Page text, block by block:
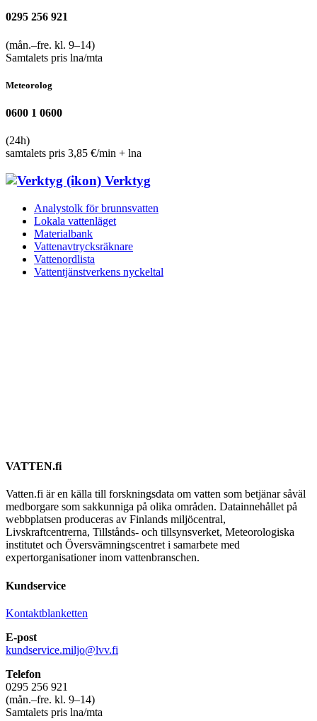
0295 256 921
(mån.–fre. kl. 9–14)
Samtalets pris lna/mta
Meteorolog
0600 1 0600
(24h)
samtalets pris 3,85 €/min + lna
Verktyg
Analystolk för brunnsvatten
Lokala vattenläget
Materialbank
Vattenavtrycksräknare
Vattenordlista
Vattentjänst­verkens nyckeltal
VATTEN.fi
Vatten.fi är en källa till forskningsdata om vatten som betjänar såväl
medborgare som sakkunniga på olika områden. Datainnehållet på
webbplatsen produceras av Finlands miljöcentral,
Livskraftcentrerna, Tillstånds- och tillsynsverket, Meteorologiska
institutet och Översvämningscentret i samarbete med
expertorganisationer inom vattenbranschen.
Kundservice
Kontaktblanketten
E-post
kundservice.miljo@lvv.fi
Telefon
0295 256 921
(mån.–fre. kl. 9–14)
Samtalets pris lna/mta